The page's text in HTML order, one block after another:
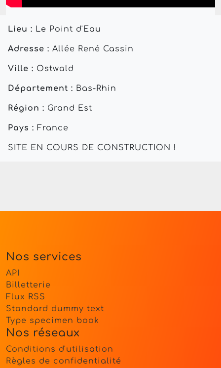
Lieu : Le Point d'Eau
Adresse : Allée René Cassin
Ville : Ostwald
Département : Bas-Rhin
Région : Grand Est
Pays : France
SITE EN COURS DE CONSTRUCTION !
Nos services
API
Billetterie
Flux RSS
Standard dummy text
Type specimen book
Nos réseaux
Conditions d'utilisation
Règles de confidentialité